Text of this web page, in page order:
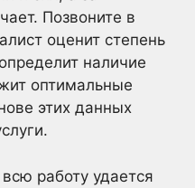
Позвоните в
оценит степень
наличие
оптимальные
этих данных
работу удается